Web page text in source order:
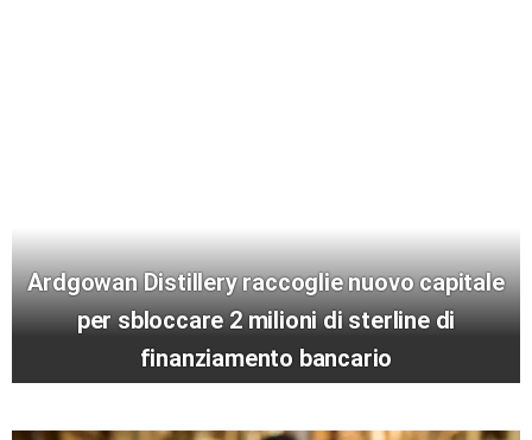
Ardgowan Distillery raccoglie nuovo capitale
per sbloccare 2 milioni di sterline di
finanziamento bancario